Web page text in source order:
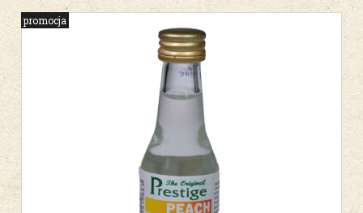
promocja